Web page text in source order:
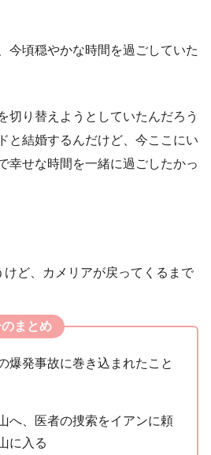
今頃穏やかな時間を過ごしていた
切り替えようとしていたんだろう
と結婚するんだけど、今ここにい
幸せな時間を一緒に過ごしたかっ
ど、カメリアが戻ってくるまで
まとめ
爆発事故に巻き込まれたこと
へ、医者の捜索をイアンに頼
に入る